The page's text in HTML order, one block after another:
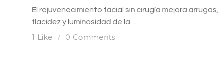
El rejuvenecimiento facial sin cirugía mejora arrugas,
flacidez y luminosidad de la…
1 Like 0 Comments